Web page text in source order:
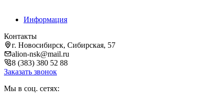
Информация
Контакты
г. Новосибирск, Сибирская, 57
alion-nsk@mail.ru
8 (383) 380 52 88
Заказать звонок
Мы в соц. сетях: